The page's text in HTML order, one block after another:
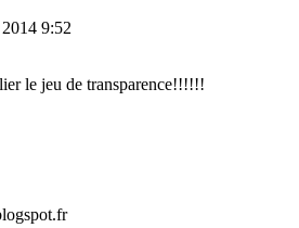
2014 9:52
le jeu de transparence!!!!!!